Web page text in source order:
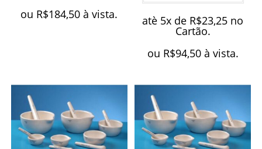
ou R$184,50 à vista. atè 5x de R$23,25 no
Cartão.
ou R$94,50 à vista.